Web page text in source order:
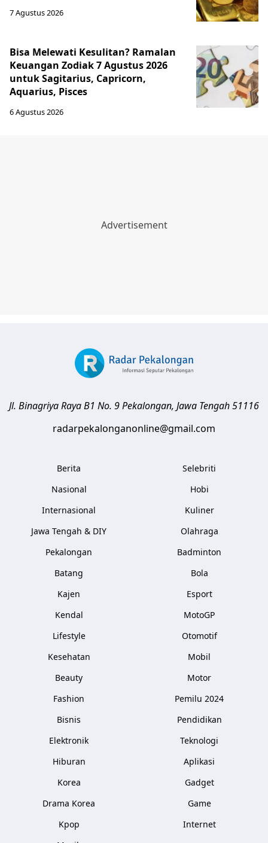
7 Agustus 2026
Bisa Melewati Kesulitan? Ramalan
Keuangan Zodiak 7 Agustus 2026
untuk Sagitarius, Capricorn,
Aquarius, Pisces
6 Agustus 2026
Jl. Binagriya Raya B1 No. 9Pekalongan, Jawa Tengah51116
radarpekalonganonline@gmail.com
Berita
Nasional
Internasional
Jawa Tengah & DIY
Pekalongan
Batang
Kajen
Kendal
Lifestyle
Kesehatan
Beauty
Fashion
Bisnis
Elektronik
Hiburan
Korea
Drama Korea
Kpop
Selebriti
Hobi
Kuliner
Olahraga
Badminton
Bola
Esport
MotoGP
Otomotif
Mobil
Motor
Pemilu 2024
Pendidikan
Teknologi
Aplikasi
Gadget
Game
Internet